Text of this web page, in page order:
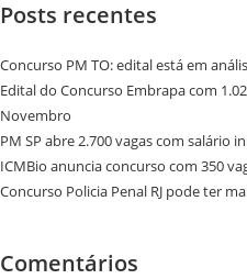
Posts recentes
Concurso PM TO: edital está em
Edital do Concurso Embrapa com
Novembro
PM SP abre 2.700 vagas com salário
ICMBio anuncia concurso com 350
Concurso Policia Penal RJ pode ter
Comentários